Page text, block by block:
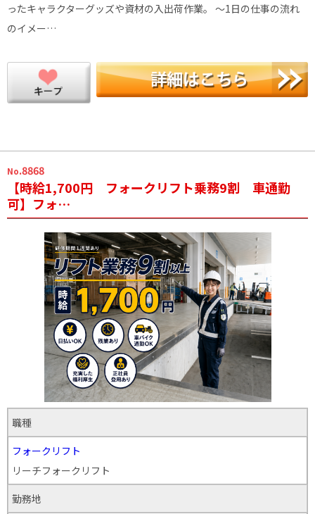
ったキャラクターグッズや資材の入出荷作業。 ～1日の仕事の流れ
のイメー…
No.8868
【時給1,700円 フォークリフト乗務9割 車通勤
可】フォ…
職種
フォークリフト
リーチフォークリフト
勤務地